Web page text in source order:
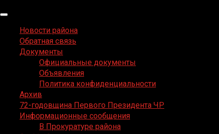
Основное
менюНовости района
Обратная связь
Документы
Официальные документы
Объявления
Политика конфиденциальности
Архив
72-годовщина Первого Президента ЧР
Информационные сообщения
В Прокуратуре района